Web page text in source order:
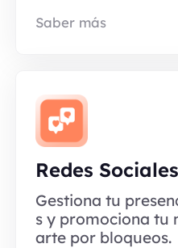
Saber más
Redes Sociales
Gestiona tu
s y promociona tu
arte por bloqueos.